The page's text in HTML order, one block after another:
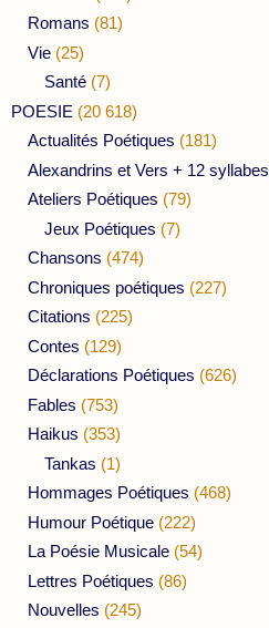
Romans (81)
Vie (25)
Santé (7)
POESIE (20 618)
Actualités Poétiques (181)
Alexandrins et Vers + 12 syllabes
Ateliers Poétiques (79)
Jeux Poétiques (7)
Chansons (474)
Chroniques poétiques (227)
Citations (225)
Contes (129)
Déclarations Poétiques (626)
Fables (753)
Haikus (353)
Tankas (1)
Hommages Poétiques (468)
Humour Poétique (222)
La Poésie Musicale (54)
Lettres Poétiques (86)
Nouvelles (245)